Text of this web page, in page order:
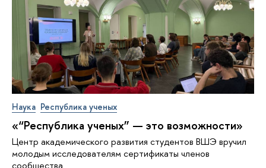
Наука Республика ученых
«“Республика ученых” — это возможности»
Центр академического развития студентов ВШЭ вручил
молодым исследователям сертификаты членов
сообщества